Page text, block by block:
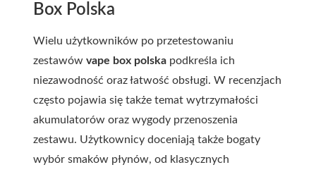
Box Polska
Wielu użytkowników po przetestowaniu
zestawów vape box polska podkreśla ich
niezawodność oraz łatwość obsługi. W recenzjach
często pojawia się także temat wytrzymałości
akumulatorów oraz wygody przenoszenia
zestawu. Użytkownicy doceniają także bogaty
wybór smaków płynów, od klasycznych